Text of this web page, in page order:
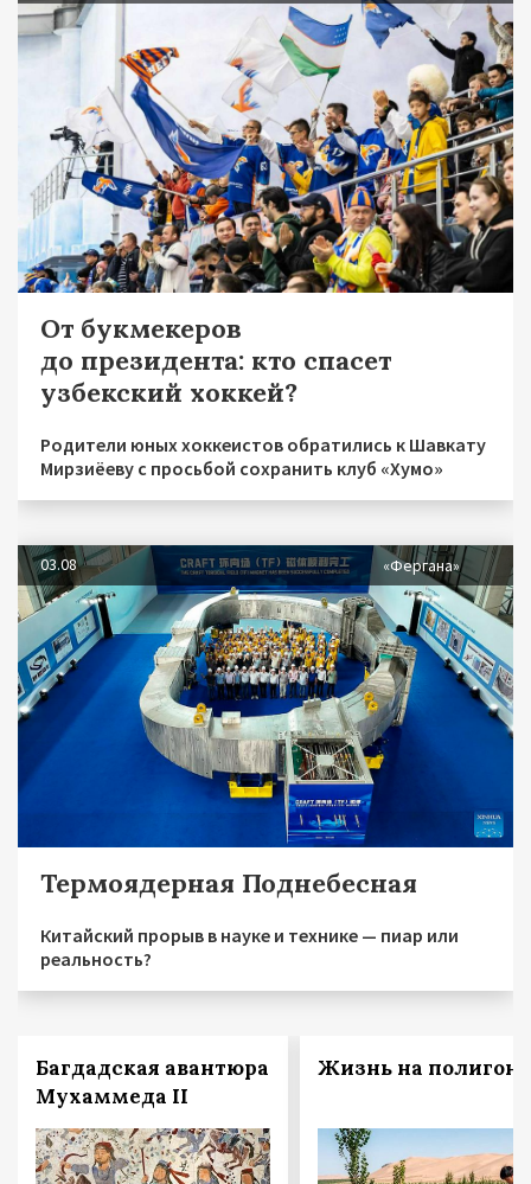
От букмекеров
до президента: кто спасет
узбекский хоккей?
Родители юных хоккеистов обратились к Шавкату
Мирзиёеву с просьбой сохранить клуб «Хумо»
03.08 «Фергана»
Термоядерная Поднебесная
Китайский прорыв в науке и технике — пиар или
реальность?
Багдадская авантюра
Мухаммеда II
Жизнь на полигоне